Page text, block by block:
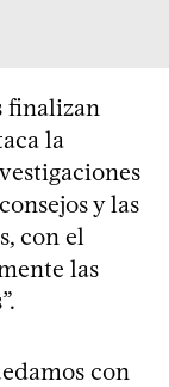
finalizan
la
y las
con el
las
con